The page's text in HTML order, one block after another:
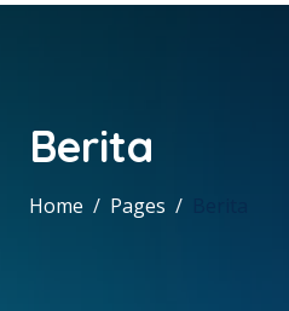
Berita
Home Pages